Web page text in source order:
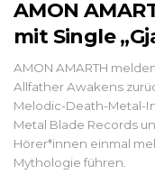
AMON
mit Single
AMON AMARTH
Allfather Awakens
Melodic-Death-Metal-
Metal Blade Records
Hörer*innen einmal
Mythologie führen.